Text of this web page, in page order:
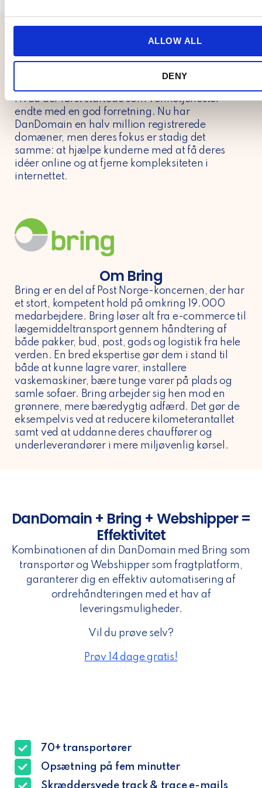
combine it with other information that you’ve provided to
ALLOW ALL
DENY
Om DanDomain
Hvad der først startede som vennetjenester
endte med en god forretning. Nu har
DanDomain en halv million registrerede
domæner, men deres fokus er stadig det
samme: at hjælpe kunderne med at få deres
idéer online og at fjerne kompleksiteten i
internettet.
Om Bring
Bring er en del af Post Norge-koncernen, der har
et stort, kompetent hold på omkring 19.000
medarbejdere. Bring løser alt fra e-commerce til
lægemiddeltransport gennem håndtering af
både pakker, bud, post, gods og logistik fra hele
verden. En bred ekspertise gør dem i stand til
både at kunne lagre varer, installere
vaskemaskiner, bære tunge varer på plads og
samle sofaer. Bring arbejder sig hen mod en
grønnere, mere bæredygtig adfærd. Det gør de
eksempelvis ved at reducere kilometerantallet
samt ved at uddanne deres chauffører og
underleverandører i mere miljøvenlig kørsel.
DanDomain + Bring + Webshipper =
Effektivitet
Kombinationen af din DanDomain med Bring som
transportør og Webshipper som fragtplatform,
garanterer dig en effektiv automatisering af
ordrehåndteringen med et hav af
leveringsmuligheder.
Vil du prøve selv?
Prøv 14 dage gratis!
70+ transportører
Opsætning på fem minutter
Skræddersyede track & trace e-mails